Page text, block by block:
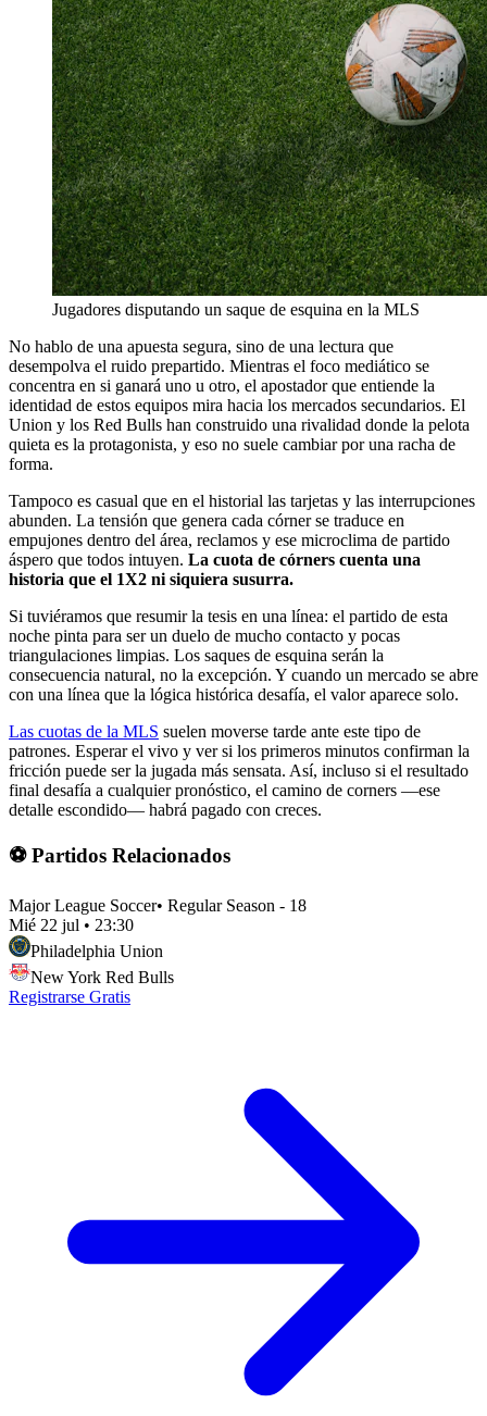
Jugadores disputando un saque de esquina en la MLS
No hablo de una apuesta segura, sino de una lectura que
desempolva el ruido prepartido. Mientras el foco mediático se
concentra en si ganará uno u otro, el apostador que entiende la
identidad de estos equipos mira hacia los mercados secundarios. El
Union y los Red Bulls han construido una rivalidad donde la pelota
quieta es la protagonista, y eso no suele cambiar por una racha de
forma.
Tampoco es casual que en el historial las tarjetas y las interrupciones
abunden. La tensión que genera cada córner se traduce en
empujones dentro del área, reclamos y ese microclima de partido
áspero que todos intuyen. La cuota de córners cuenta una
historia que el 1X2 ni siquiera susurra.
Si tuviéramos que resumir la tesis en una línea: el partido de esta
noche pinta para ser un duelo de mucho contacto y pocas
triangulaciones limpias. Los saques de esquina serán la
consecuencia natural, no la excepción. Y cuando un mercado se abre
con una línea que la lógica histórica desafía, el valor aparece solo.
Las cuotas de la MLS suelen moverse tarde ante este tipo de
patrones. Esperar el vivo y ver si los primeros minutos confirman la
fricción puede ser la jugada más sensata. Así, incluso si el resultado
final desafía a cualquier pronóstico, el camino de corners —ese
detalle escondido— habrá pagado con creces.
⚽ Partidos Relacionados
Major League Soccer• Regular Season - 18
Mié 22 jul • 23:30
Philadelphia Union
New York Red Bulls
Registrarse Gratis